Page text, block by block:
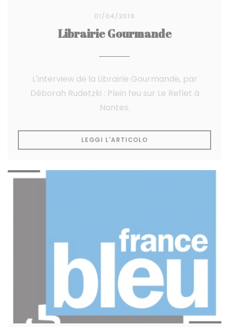
01/04/2019
Librairie Gourmande
L'interview de la Librairie Gourmande, par
Déborah Rudetzki : Plein feu sur Le Reflet à
Nantes.
LEGGI L'ARTICOLO